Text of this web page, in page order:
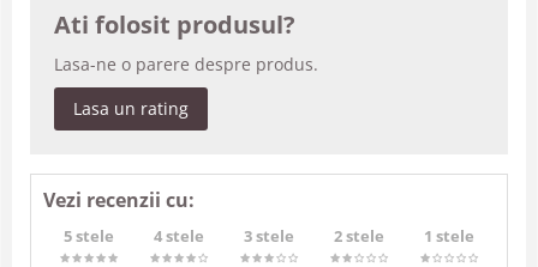
Ati folosit produsul?
Lasa-ne o parere despre produs.
Lasa un rating
Vezi recenzii cu:
5 stele 4 stele 3 stele 2 stele 1 stele